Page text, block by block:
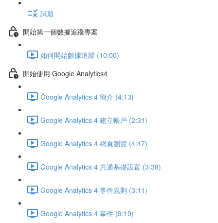
試題
開始第一個數據追蹤專案
如何開始數據追蹤 (10:00)
開始使用 Google Analytics4
Google Analytics 4 簡介 (4:13)
Google Analytics 4 建立帳戶 (2:31)
Google Analytics 4 網頁瀏覽 (4:47)
Google Analytics 4 共通基礎設置 (3:38)
Google Analytics 4 事件規劃 (3:11)
Google Analytics 4 事件 (9:19)